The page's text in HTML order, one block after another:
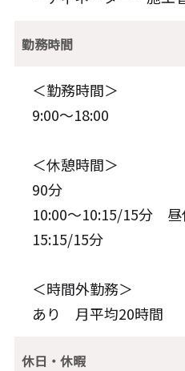
勤務時間
＜勤務時間＞
9:00～18:00
＜休憩時間＞
90分
10:00～10:15/15分
15:15/15分
＜時間外勤務＞
あり 月平均20時間
休日・休暇